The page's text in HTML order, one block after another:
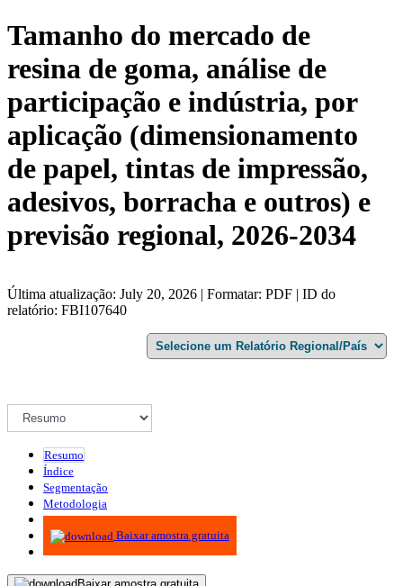
Tamanho do mercado de
resina de goma, análise de
participação e indústria, por
aplicação (dimensionamento
de papel, tintas de impressão,
adesivos, borracha e outros) e
previsão regional, 2026-2034
Última atualização: July 20, 2026 | Formatar: PDF | ID do
relatório: FBI107640
Resumo
Índice
Segmentação
Metodologia
Infográficos
Baixar amostra gratuita